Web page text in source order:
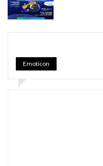
Emoticon